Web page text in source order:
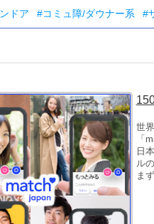
ドア コミュ障/ダウナー系
世
「
日
ル
ま